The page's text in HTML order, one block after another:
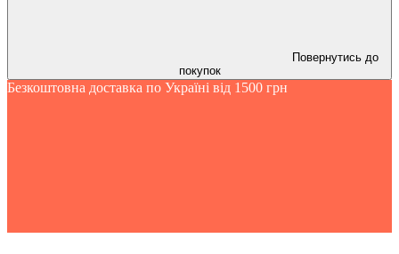
Повернутись до
покупок
Безкоштовна доставка по Україні від 1500 грн